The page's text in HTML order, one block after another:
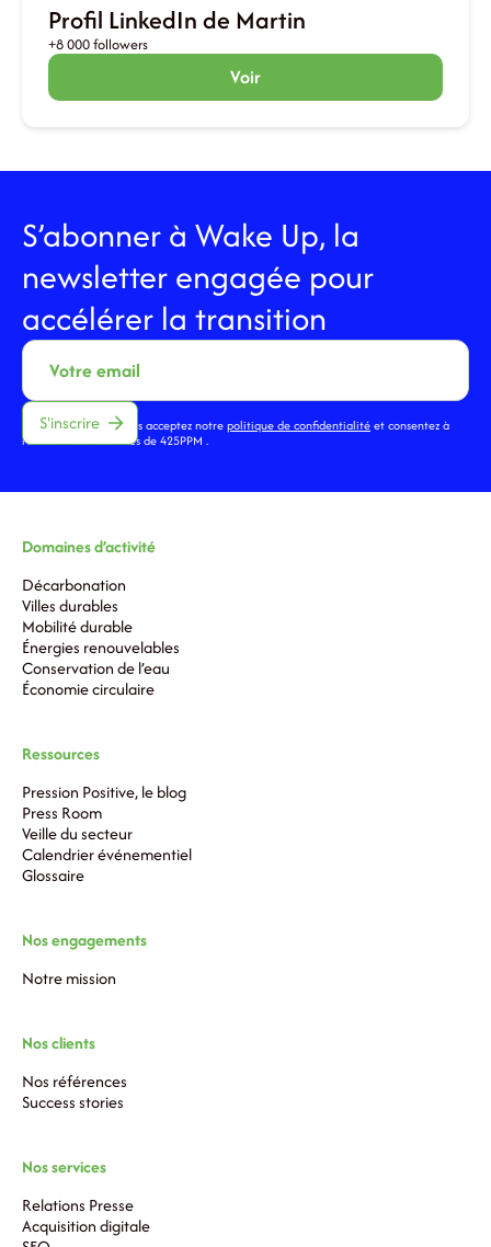
Profil LinkedIn de Martin
+8 000 followers
Voir
S’abonner à Wake Up, la
newsletter engagée pour
accélérer la transition
En vous inscrivant, vous acceptez notrepolitique de confidentialitéet consentez à
recevoir des actualités de 425PPM .
Domaines d’activité
Décarbonation
Villes durables
Mobilité durable
Énergies renouvelables
Conservation de l’eau
Économie circulaire
Ressources
Pression Positive, le blog
Press Room
Veille du secteur
Calendrier événementiel
Glossaire
Nos engagements
Notre mission
Nos clients
Nos références
Success stories
Nos services
Relations Presse
Acquisition digitale